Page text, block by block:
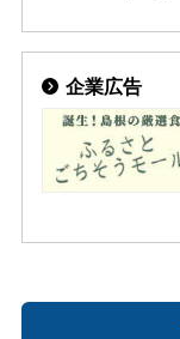
企業広告